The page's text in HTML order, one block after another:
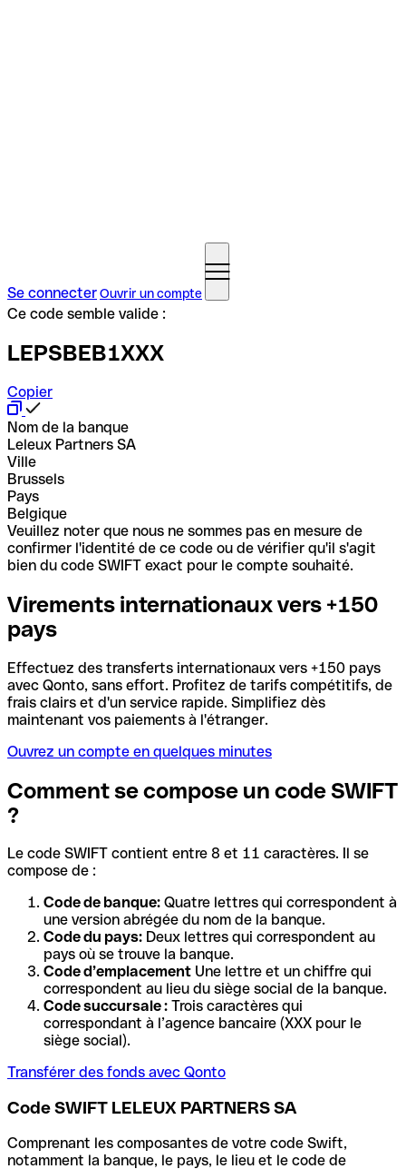
Se connecterOuvrir un compte
Ce code semble valide :
LEPSBEB1XXX
Copier
Nom de la banque
Leleux Partners SA
Ville
Brussels
Pays
Belgique
Veuillez noter que nous ne sommes pas en mesure de
confirmer l'identité de ce code ou de vérifier qu'il s'agit
bien du code SWIFT exact pour le compte souhaité.
Virements internationaux vers +150
pays
Effectuez des transferts internationaux vers +150 pays
avec Qonto, sans effort. Profitez de tarifs compétitifs, de
frais clairs et d'un service rapide. Simplifiez dès
maintenant vos paiements à l'étranger.
Ouvrez un compte en quelques minutes
Comment se compose un code SWIFT
?
Le code SWIFT contient entre 8 et 11 caractères. Il se
compose de :
Code de banque: Quatre lettres qui correspondent à
une version abrégée du nom de la banque.
Code du pays: Deux lettres qui correspondent au
pays où se trouve la banque.
Code d’emplacement Une lettre et un chiffre qui
correspondent au lieu du siège social de la banque.
Code succursale : Trois caractères qui
correspondant à l’agence bancaire (XXX pour le
siège social).
Transférer des fonds avec Qonto
Code SWIFT LELEUX PARTNERS SA
Comprenant les composantes de votre code Swift,
notamment la banque, le pays, le lieu et le code de